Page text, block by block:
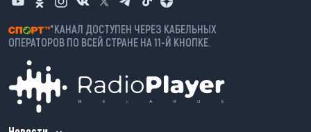
*КАНАЛ ДОСТУПЕН ЧЕРЕЗ КАБЕЛЬНЫХ
ОПЕРАТОРОВ ПО ВСЕЙ СТРАНЕ НА 11-Й КНОПКЕ.